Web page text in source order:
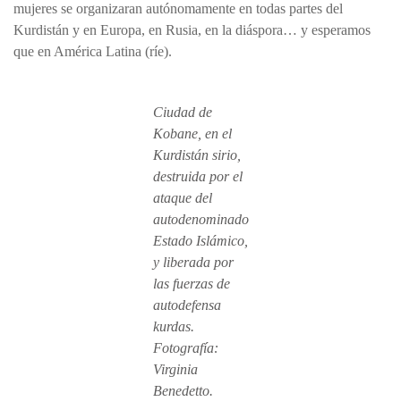
mujeres se organizaran autónomamente en todas partes del
Kurdistán y en Europa, en Rusia, en la diáspora… y esperamos
que en América Latina (ríe).
Ciudad de
Kobane, en el
Kurdistán sirio,
destruida por el
ataque del
autodenominado
Estado Islámico,
y liberada por
las fuerzas de
autodefensa
kurdas.
Fotografía:
Virginia
Benedetto.